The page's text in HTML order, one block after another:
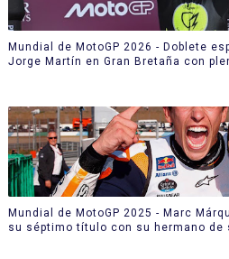
Mundial de MotoGP 2026 - Doblete
Jorge Martín en Gran Bretaña con
Mundial de MotoGP 2025 - Marc
su séptimo título con su hermano de